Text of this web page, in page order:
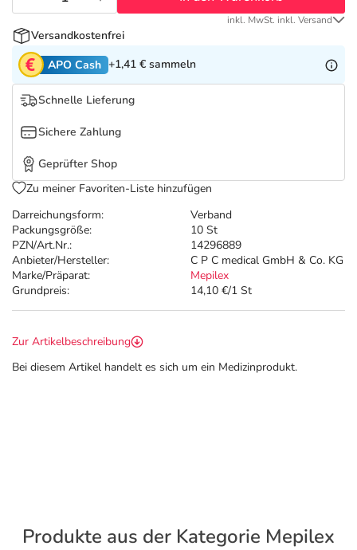
Tierapotheke
Vitamine & Mineralstoffe
Marken
Salus Deals
Darreichungsform:
Verband
Packungsgröße:
10 St
PZN/Art.Nr.:
14296889
Anbieter/Hersteller:
C P C medical GmbH & Co. KG
Marke/Präparat:
Mepilex
Grundpreis:
14,10 €/1 St
inkl. MwSt. inkl. Versand
Versandkostenfrei
APO Cash +1,41 € sammeln
Schnelle Lieferung
Sichere Zahlung
Geprüfter Shop
Zu meiner Favoriten-Liste hinzufügen
Zur Artikelbeschreibung
Bei diesem Artikel handelt es sich um ein Medizinprodukt.
Produkte aus der Kategorie Mepilex